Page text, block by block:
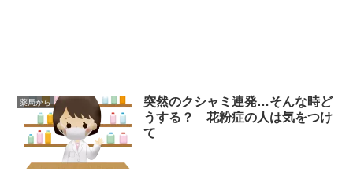
薬局から
突然のクシャミ連発…そんな時ど
うする？ 花粉症の人は気をつけ
て